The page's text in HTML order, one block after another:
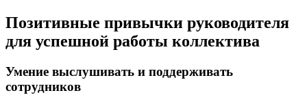
Позитивные привычки руководителя
для успешной работы коллектива
Умение выслушивать и поддерживать
сотрудников